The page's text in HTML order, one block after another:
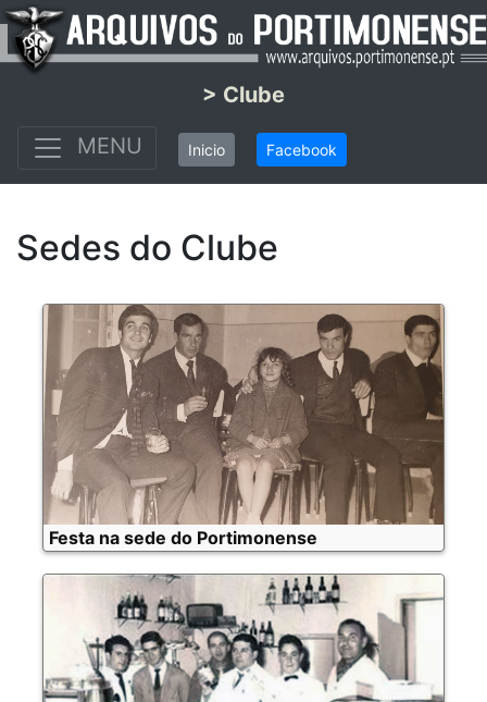
> Clube
MENU
Inicio Facebook
Sedes do Clube
Festa na sede do Portimonense